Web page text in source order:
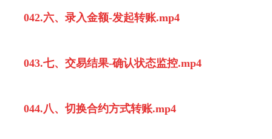
042.六、录入金额-发起转账.mp4
043.七、交易结果-确认状态监控.mp4
044.八、切换合约方式转账.mp4